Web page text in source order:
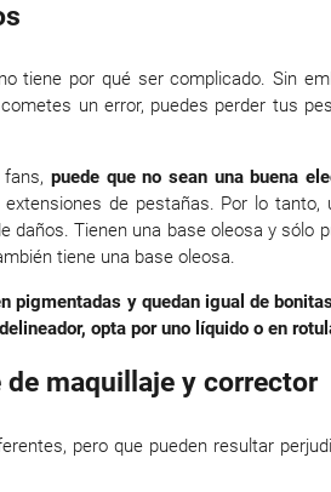
tiene por qué ser complicado. Sin
un error, puedes perder tus
fans,puede que no sean una buena
de pestañas. Por lo tanto,
Tienen una base oleosa y sólo
tiene una base oleosa.
pigmentadas y quedan igual de
opta por uno líquido o en
de maquillaje y corrector
pero que pueden resultar